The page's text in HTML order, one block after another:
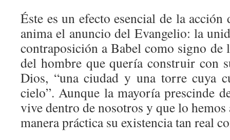
Éste es un efecto esencial de la
anima el anuncio del Evangelio: la
contraposición a Babel como signo
del hombre que quería construir con
Dios, “una ciudad y una torre cuya
cielo”. Aunque la mayoría prescinde
vive dentro de nosotros y que lo hemos
manera práctica su existencia tan real